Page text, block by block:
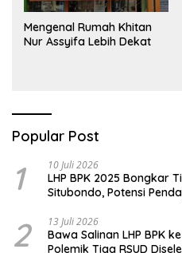
Mengenal Rumah Khitan
Nur Assyifa Lebih Dekat
Popular Post
1 10 Juli 2026
LHP BPK 2025 Bongkar
Situbondo, Potensi
2 13 Juli 2026
Bawa Salinan LHP BPK
Polemik Tiga RSUD